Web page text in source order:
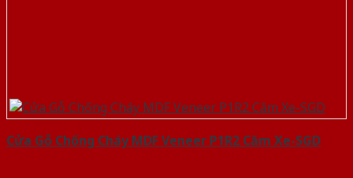
Cửa Gỗ Chống Cháy MDF Veneer P1R2 Căm Xe-SGD